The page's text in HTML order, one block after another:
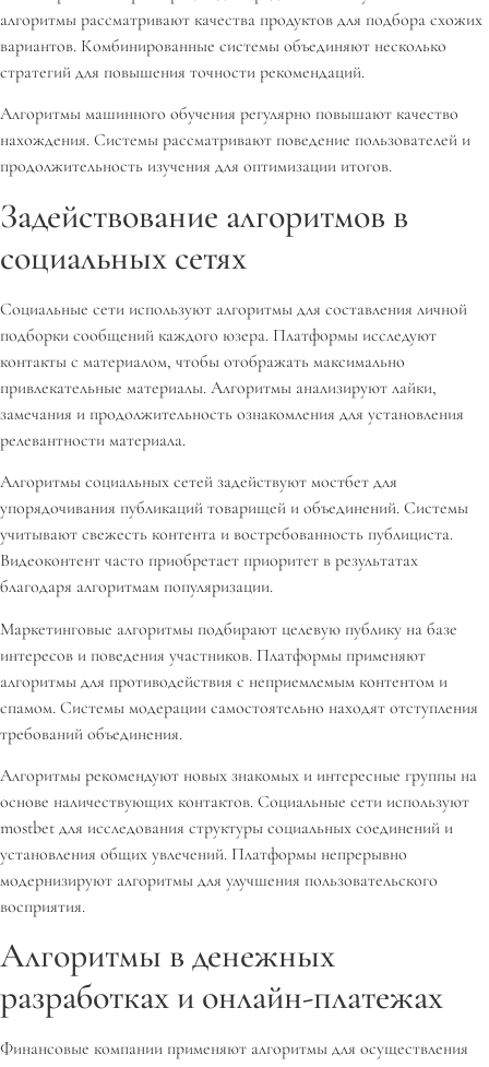
алгоритмы рассматривают качества продуктов для подбора схожих
вариантов. Комбинированные системы объединяют несколько
стратегий для повышения точности рекомендаций.
Алгоритмы машинного обучения регулярно повышают качество
нахождения. Системы рассматривают поведение пользователей и
продолжительность изучения для оптимизации итогов.
Задействование алгоритмов в
социальных сетях
Социальные сети используют алгоритмы для составления личной
подборки сообщений каждого юзера. Платформы исследуют
контакты с материалом, чтобы отображать максимально
привлекательные материалы. Алгоритмы анализируют лайки,
замечания и продолжительность ознакомления для установления
релевантности материала.
Алгоритмы социальных сетей задействуют мостбет для
упорядочивания публикаций товарищей и объединений. Системы
учитывают свежесть контента и востребованность публициста.
Видеоконтент часто приобретает приоритет в результатах
благодаря алгоритмам популяризации.
Маркетинговые алгоритмы подбирают целевую публику на базе
интересов и поведения участников. Платформы применяют
алгоритмы для противодействия с неприемлемым контентом и
спамом. Системы модерации самостоятельно находят отступления
требований объединения.
Алгоритмы рекомендуют новых знакомых и интересные группы на
основе наличествующих контактов. Социальные сети используют
mostbet для исследования структуры социальных соединений и
установления общих увлечений. Платформы непрерывно
модернизируют алгоритмы для улучшения пользовательского
восприятия.
Алгоритмы в денежных
разработках и онлайн-платежах
Финансовые компании применяют алгоритмы для осуществления